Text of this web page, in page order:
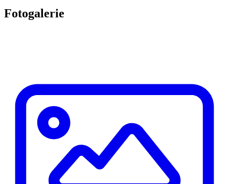
Fotogalerie